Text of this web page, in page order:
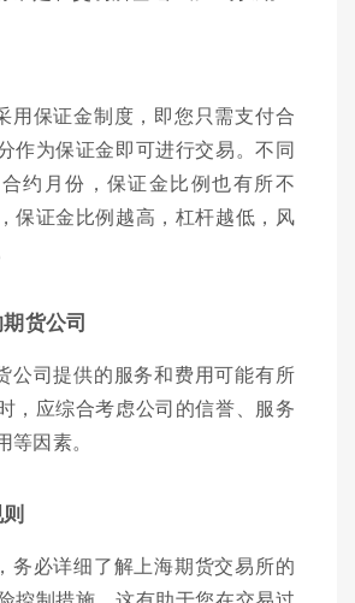
用保证金制度，即您只需支付合
作为保证金即可进行交易。不同
约月份，保证金比例也有所不
保证金比例越高，杠杆越低，风
货公司
公司提供的服务和费用可能有所
，应综合考虑公司的信誉、服务
因素。
务必详细了解上海期货交易所的